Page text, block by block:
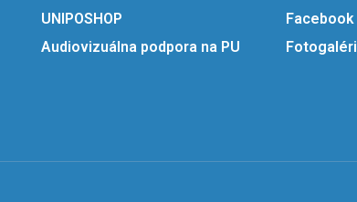
UNIPOSHOP
Audiovizuálna podpora na PU
Facebook